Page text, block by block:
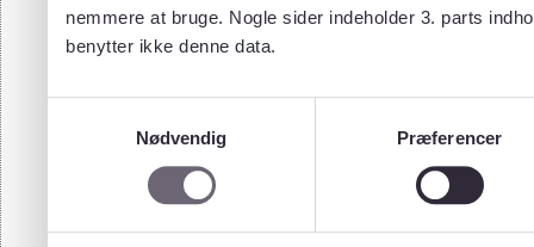
nemmere at bruge. Nogle sider indeholder 3. parts
benytter ikke denne data.
Nødvendig
Præferencer